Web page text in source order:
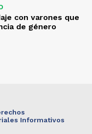
con varones que
de género
Informativos